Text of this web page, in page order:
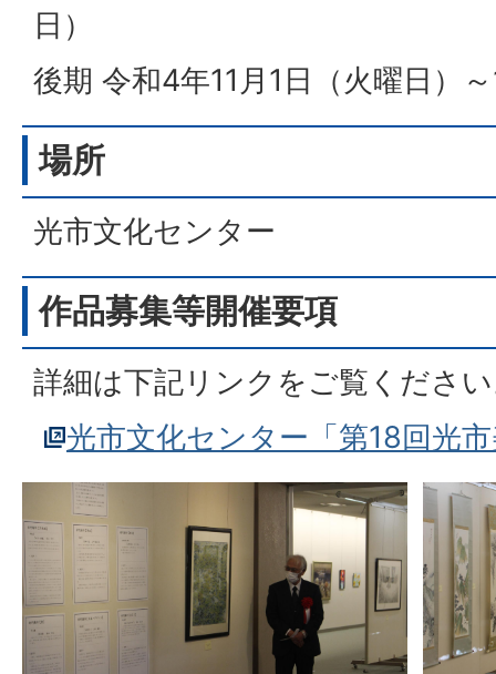
日）
後期 令和4年11月1日（火曜日）
場所
光市文化センター
作品募集等開催要項
詳細は下記リンクをご覧くださ
光市文化センター「第18回光